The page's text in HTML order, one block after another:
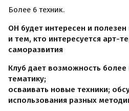
Более 6 техник.
ОН будет интересен и
и тем, кто интересуется арт-
саморазвития
Клуб дает возможность более
тематику;
осваивать новые техники;
использования разных